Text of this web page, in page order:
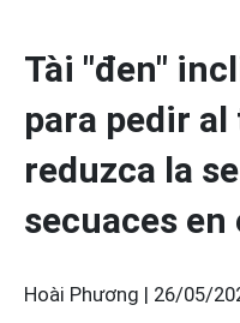
Tài "đen"
para pedir
reduzca la
secuaces
Hoài Phương | 26/05/